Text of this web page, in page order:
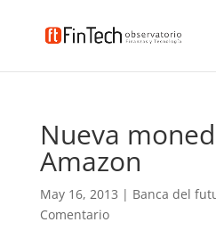
Nueva
Amazon
May 16, 2013 | Banca del
Comentario